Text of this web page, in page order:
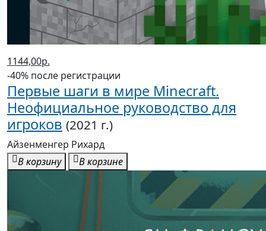
1144,00р.
-40% после регистрации
Первые шаги в мире Minecraft.
Неофициальное руководство для
игроков (2021 г.)
Айзенменгер Рихард
В корзину
В корзине